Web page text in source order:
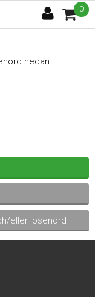
0
nedan:
eller lösenord